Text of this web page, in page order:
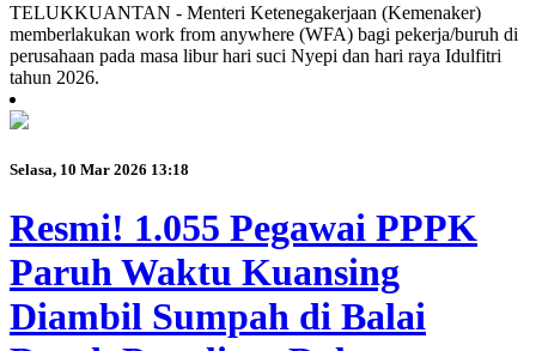
TELUKKUANTAN - Menteri Ketenegakerjaan (Kemenaker)
memberlakukan work from anywhere (WFA) bagi pekerja/buruh di
perusahaan pada masa libur hari suci Nyepi dan hari raya Idulfitri
tahun 2026.
Selasa, 10 Mar 2026 13:18
Resmi! 1.055 Pegawai PPPK
Paruh Waktu Kuansing
Diambil Sumpah di Balai